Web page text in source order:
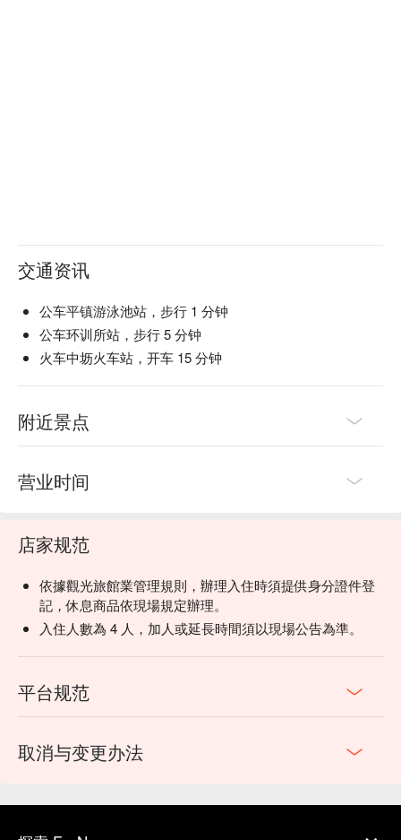
交通资讯
公车平镇游泳池站，步行 1 分钟
公车环训所站，步行 5 分钟
火车中坜火车站，开车 15 分钟
附近景点
营业时间
店家规范
依據觀光旅館業管理規則，辦理入住時須提供身分證件登
記，休息商品依現場規定辦理。
入住人數為 4 人，加人或延長時間須以現場公告為準。
平台规范
取消与变更办法